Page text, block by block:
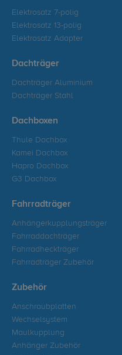
Elektrosatz 7-polig
Elektrosatz 13-polig
Elektrosatz Adapter
Dachträger
Dachträger Aluminium
Dachträger Stahl
Dachboxen
Thule Dachbox
Kamei Dachbox
Hapro Dachbox
G3 Dachbox
Fahrradträger
Anhängerkupplungsträger
Fahrraddachträger
Fahrradheckträger
Fahrradträger Zubehör
Zubehör
Anschraubplatten
Wechselsystem
Maulkupplung
Anhänger Zubehör